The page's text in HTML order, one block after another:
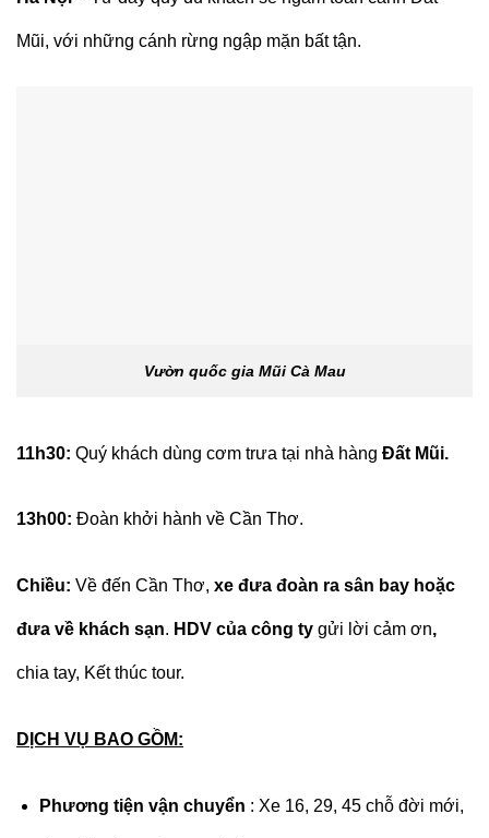
Mũi, với những cánh rừng ngập mặn bất tận.
Vườn quốc gia Mũi Cà Mau
11h30: Quý khách dùng cơm trưa tại nhà hàng Đất Mũi.
13h00: Đoàn khởi hành về Cần Thơ.
Chiều: Về đến Cần Thơ, xe đưa đoàn ra sân bay hoặc
đưa về khách sạn. HDV của công ty gửi lời cảm ơn,
chia tay, Kết thúc tour.
DỊCH VỤ BAO GỒM:
Phương tiện vận chuyển : Xe 16, 29, 45 chỗ đời mới,